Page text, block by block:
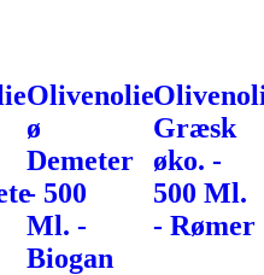
Olivenolie
ø
Demeter
- 500
Ml. -
Biogan
Græsk
øko. -
500 Ml.
- Rømer